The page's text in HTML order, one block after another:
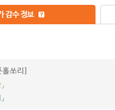
감수 정보
홀쏘리]